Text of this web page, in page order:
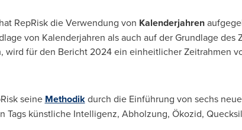
RepRisk die Verwendung von Kalenderjahren
von Kalenderjahren als auch auf der Grundlage des
wird für den Bericht 2024 ein einheitlicher Zeitrahmen
seine Methodikdurch die Einführung von sechs
Tags künstliche Intelligenz, Abholzung, Ökozid,